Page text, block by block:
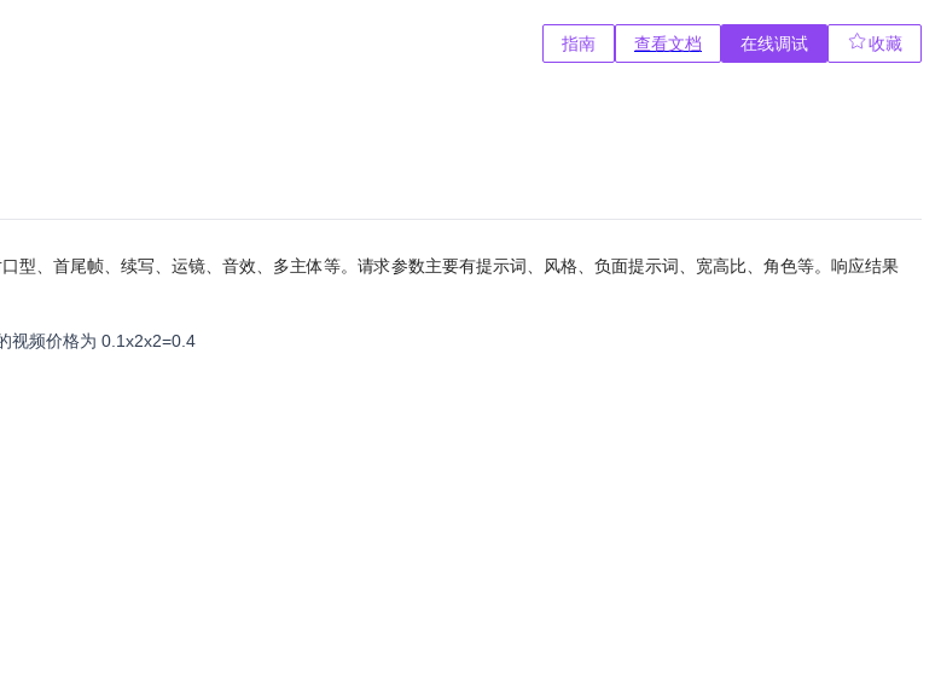
指南 查看文档 在线调试
收藏
型、首尾帧、续写、运镜、音效、多主体等。请求参数主要有提示词、风格、负面提示词、宽高比、角色等。响应结果
视频价格为 0.1x2x2=0.4